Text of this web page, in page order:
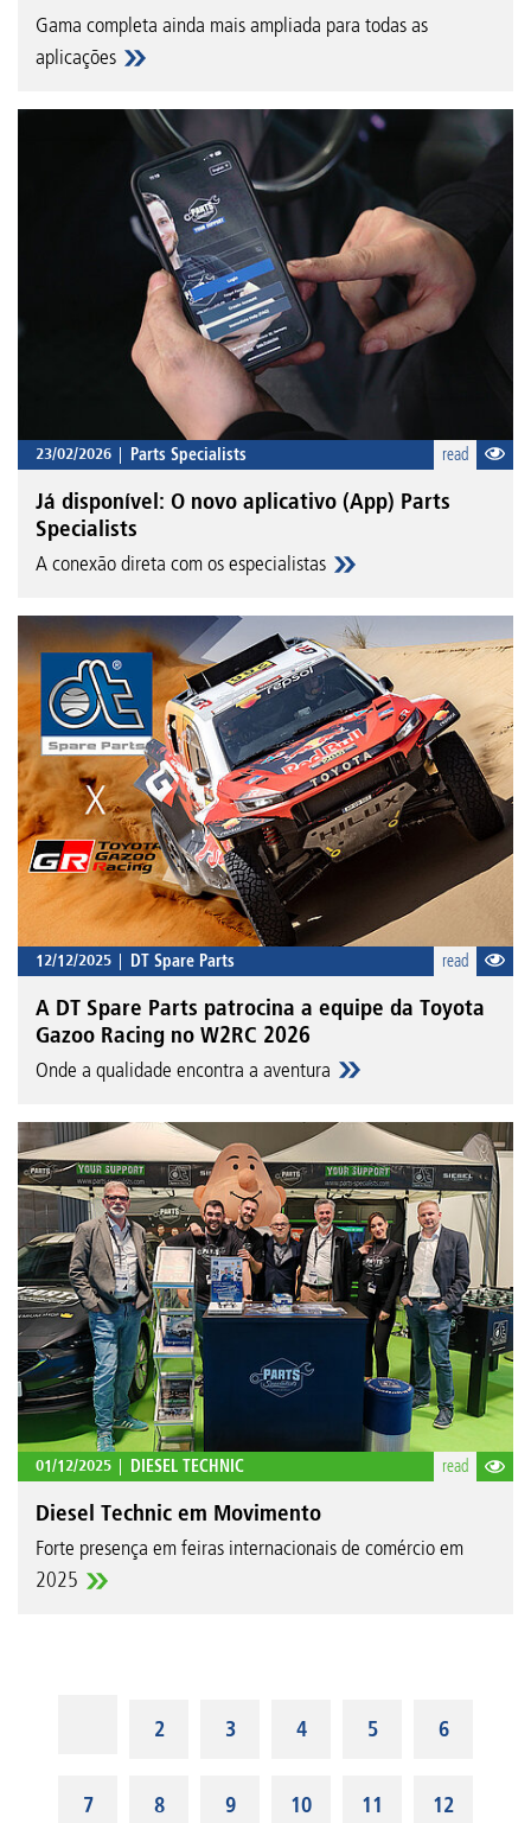
Gama completa ainda mais ampliada para todas as
aplicações
23/02/2026 Parts Specialists read
Já disponível: O novo aplicativo (App) Parts
Specialists
A conexão direta com os especialistas
12/12/2025 DT Spare Parts read
A DT Spare Parts patrocina a equipe da Toyota
Gazoo Racing no W2RC 2026
Onde a qualidade encontra a aventura
01/12/2025 DIESEL TECHNIC read
Diesel Technic em Movimento
Forte presença em feiras internacionais de comércio em
2025
2 3 4 5 6
7 8 9 10 11 12